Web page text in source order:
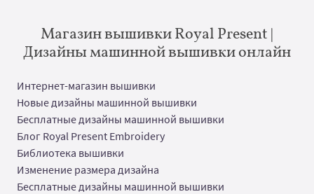
Магазин вышивки Royal Present |
Дизайны машинной вышивки онлайн
Интернет-магазин вышивки
Новые дизайны машинной вышивки
Бесплатные дизайны машинной вышивки
Блог Royal Present Embroidery
Библиотека вышивки
Изменение размера дизайна
Бесплатные дизайны машинной вышивки